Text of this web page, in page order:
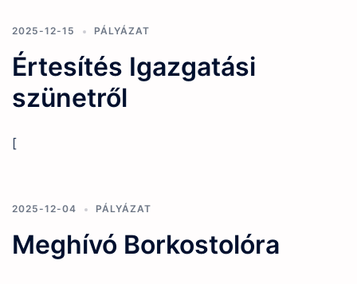
2025-12-15 PÁLYÁZAT
Értesítés Igazgatási
szünetről
[
2025-12-04 PÁLYÁZAT
Meghívó Borkostolóra